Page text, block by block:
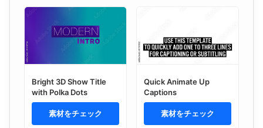
Bright 3D Show Title
with Polka Dots
素材をチェック
Quick Animate Up
Captions
素材をチェック